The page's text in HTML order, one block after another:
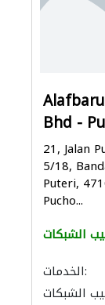
Bhd -
21, Jalan
5/18,
Puteri,
Pucho...
الشبكات
الخدمات:
الشبكات